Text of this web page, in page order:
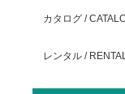
カタログ /
レンタル /